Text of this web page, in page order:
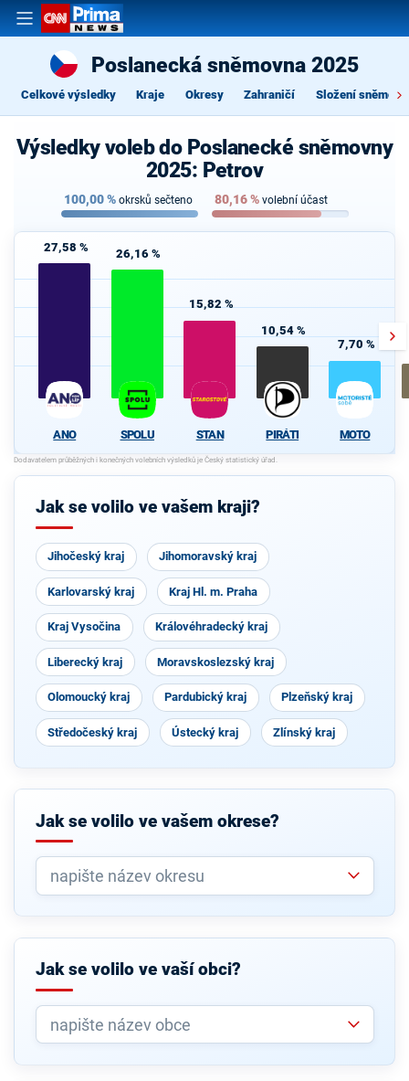
Poslanecká sněmovna 2025
Celkové výsledky Kraje Okresy Zahraničí Složení
Výsledky voleb do Poslanecké sněmovny
2025: Petrov
100,00% okrsků sečteno 80,16% volební účast
27,58 %
ANO
26,16 %
SPOLU
15,82 %
STAN
10,54 %
PIRÁTI
7,70 %
MOTO
Jak se volilo ve vašem kraji?
Jihočeský kraj Jihomoravský kraj
Karlovarský kraj Kraj Hl. m. Praha
Kraj Vysočina Královéhradecký kraj
Liberecký kraj Moravskoslezský kraj
Olomoucký kraj Pardubický kraj Plzeňský kraj
Středočeský kraj Ústecký kraj Zlínský kraj
Jak se volilo ve vašem okrese?
Jak se volilo ve vaší obci?